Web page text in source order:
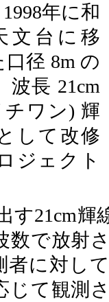
年に和
文台に移
径 8m の
波長 21cm
ワン) 輝
して改修
ジェクト
す21cm輝
数で放射
者に対し
じて観測